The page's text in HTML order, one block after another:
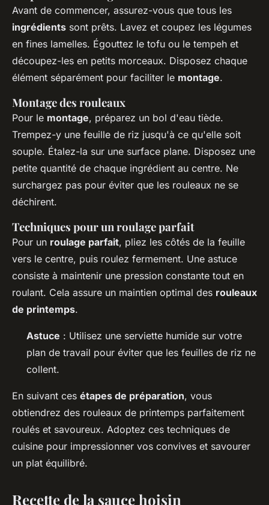
Avant de commencer, assurez-vous que tous les
ingrédients sont prêts. Lavez et coupez les légumes
en fines lamelles. Égouttez le tofu ou le tempeh et
découpez-les en petits morceaux. Disposez chaque
élément séparément pour faciliter le montage.
Montage des rouleaux
Pour le montage, préparez un bol d'eau tiède.
Trempez-y une feuille de riz jusqu'à ce qu'elle soit
souple. Étalez-la sur une surface plane. Disposez une
petite quantité de chaque ingrédient au centre. Ne
surchargez pas pour éviter que les rouleaux ne se
déchirent.
Techniques pour un roulage parfait
Pour un roulage parfait, pliez les côtés de la feuille
vers le centre, puis roulez fermement. Une astuce
consiste à maintenir une pression constante tout en
roulant. Cela assure un maintien optimal des rouleaux
de printemps.
Astuce : Utilisez une serviette humide sur votre
plan de travail pour éviter que les feuilles de riz ne
collent.
En suivant ces étapes de préparation, vous
obtiendrez des rouleaux de printemps parfaitement
roulés et savoureux. Adoptez ces techniques de
cuisine pour impressionner vos convives et savourer
un plat équilibré.
Recette de la sauce hoisin